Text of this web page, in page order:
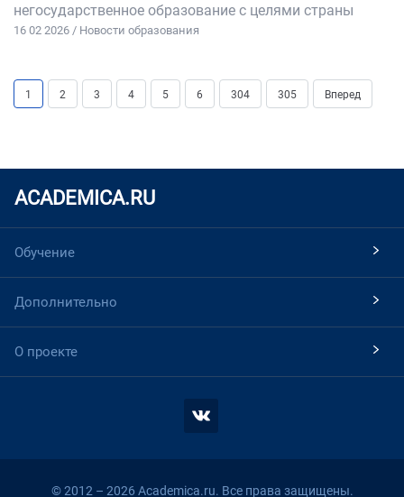
негосударственное образование с целями страны
16 02 2026 / Новости образования
1 2 3 4 5 6 304 305 Вперед
ACADEMICA.RU
Обучение
Дополнительно
О проекте
© 2012 – 2026 Academica.ru. Все права защищены.